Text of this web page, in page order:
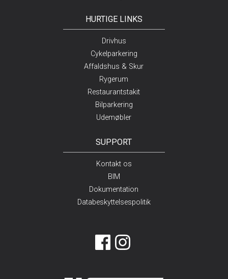
HURTIGE LINKS
Drivhus
Cykelparkering
Affaldshus & Skur
Rygerum
Restaurantstakit
Bilparkering
Udemøbler
SUPPORT
Kontakt os
BIM
Dokumentation
Databeskyttelsespolitik